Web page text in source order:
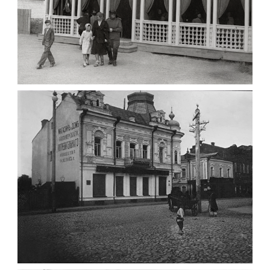
ПАВІЛЬЙОН МОРОЗИВА ЖИТОМИР 1947
Фото Житомир (1945-
1960)
Leave a comment
ФОТО ЖИТОМИРА 1905 ВУЛ.
МИХАЙЛІВСЬКА-СКОРУЛЬСЬКОГО